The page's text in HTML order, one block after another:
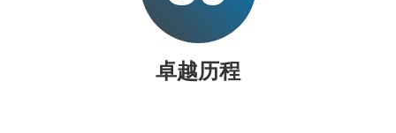
卓越历程